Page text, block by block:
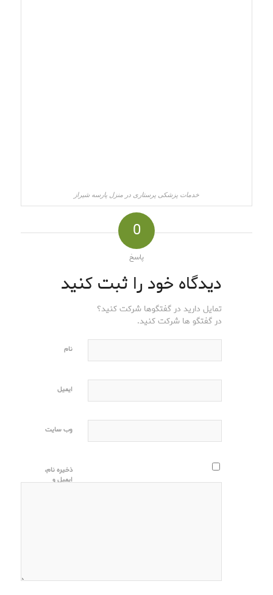
خدمات پزشکی پرستاری در منزل پارسه شیراز
0
پاسخ
دیدگاه خود را ثبت کنید
تمایل دارید در گفتگوها شرکت کنید؟
در گفتگو ها شرکت کنید.
نام
ایمیل
وب‌ سایت
ذخیره نام،
ایمیل و